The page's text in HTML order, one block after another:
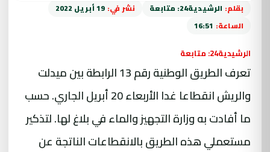
بقلم: الرشيدية24: متابعة نشر في: 19 أبريل 2022
الساعة: 16:51
الرشيدية24: متابعة
تعرف الطريق الوطنية رقم 13 الرابطة بين ميدلت
والريش انقطاعا غدا الأربعاء 20 أبريل الجاري. حسب
ما أفادت بهوزارة التجهيز والماءفي بلاغ لها. لتذكير
مستعملي هذه الطريق بالانقطاعات الناتجة عن